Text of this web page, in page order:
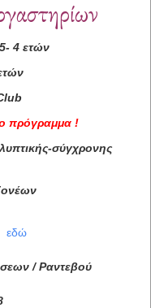
4 ετών
πρόγραμμα !
σύγχρονης
εδώ
/ Ραντεβού